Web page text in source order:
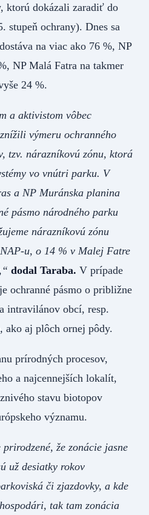
ktorú dokázali zaradiť do
stupeň ochrany). Dnes sa
na viac ako 76 %, NP
NP Malá Fatra na takmer
24 %.
a aktivistom vôbec
výmeru ochranného
tzv. nárazníkovú zónu, ktorá
vo vnútri parku. V
a NP Muránska planina
pásmo národného parku
nárazníkovú zónu
u, o 14 % v Malej Fatre
dodal Taraba. V prípade
ochranné pásmo o približne
intravilánov obcí, resp.
ako aj plôch ornej pôdy.
prírodných procesov,
a najcennejších lokalít,
stavu biotopov
významu.
že zonácie jasne
už desiatky rokov
či zjazdovky, a kde
tak tam zonácia